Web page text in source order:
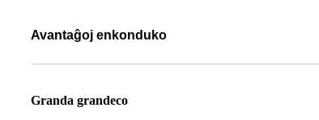
Avantaĝoj enkonduko
Granda grandeco